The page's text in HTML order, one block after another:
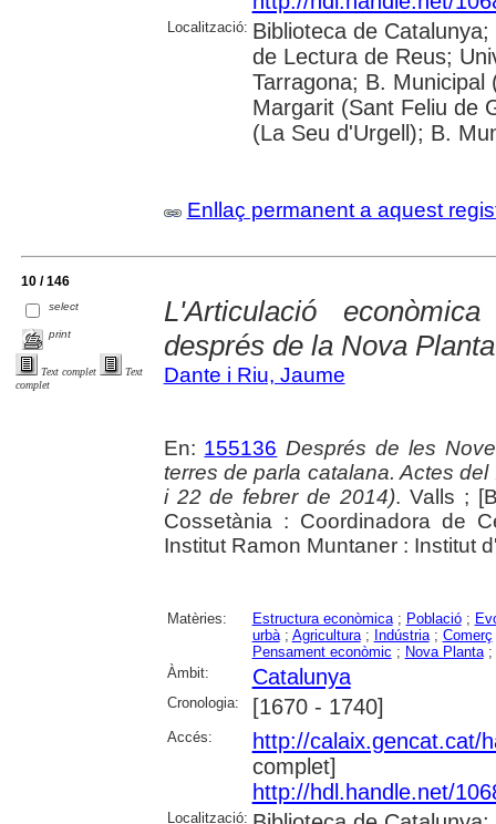
Localització: Biblioteca de
de Lectura de Reus;
Tarragona; B.
Margarit (Sant Feliu de
(La Seu d'Urgell); B.
Enllaç permanent a aquest
10 / 146
select
print
Text complet
Text
complet
L'Articulació
després de la Nova Planta
Dante i Riu, Jaume
En: 155136 Després de les
terres de parla catalana. Actes
i 22 de febrer de 2014). Valls ;
Cossetània : Coordinadora de
Institut Ramon Muntaner : Institut
Matèries: Estructura econòmica; Població;
urbà; Agricultura; Indústria; Comerç
Pensament econòmic ; Nova Planta;
Àmbit:
Catalunya
Cronologia: [1670 - 1740]
Accés:
http://calaix.gencat.cat/
complet]
http://hdl.handle.net/
Localització: